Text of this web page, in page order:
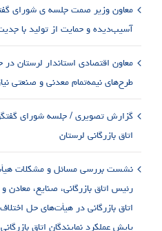
معاون وزیر صمت جلسه ی شورای
آسیب‌دیده و حمایت از تولید با
معاون اقتصادی استاندار لرستان
طرح‌های نیمه‌تمام معدنی و صنعتی
گزارش تصویری / جلسه شورای
اتاق بازرگانی لرستان
نشست بررسی مسائل و مشکلات
رئیس اتاق بازرگانی، صنایع، معادن
اتاق بازرگانی در هیأت‌های حل
پایش عملکرد نمایندگان اتاق بازرگانی